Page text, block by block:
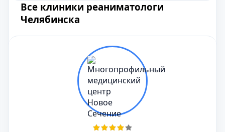
Все клиники реаниматологи
Челябинска